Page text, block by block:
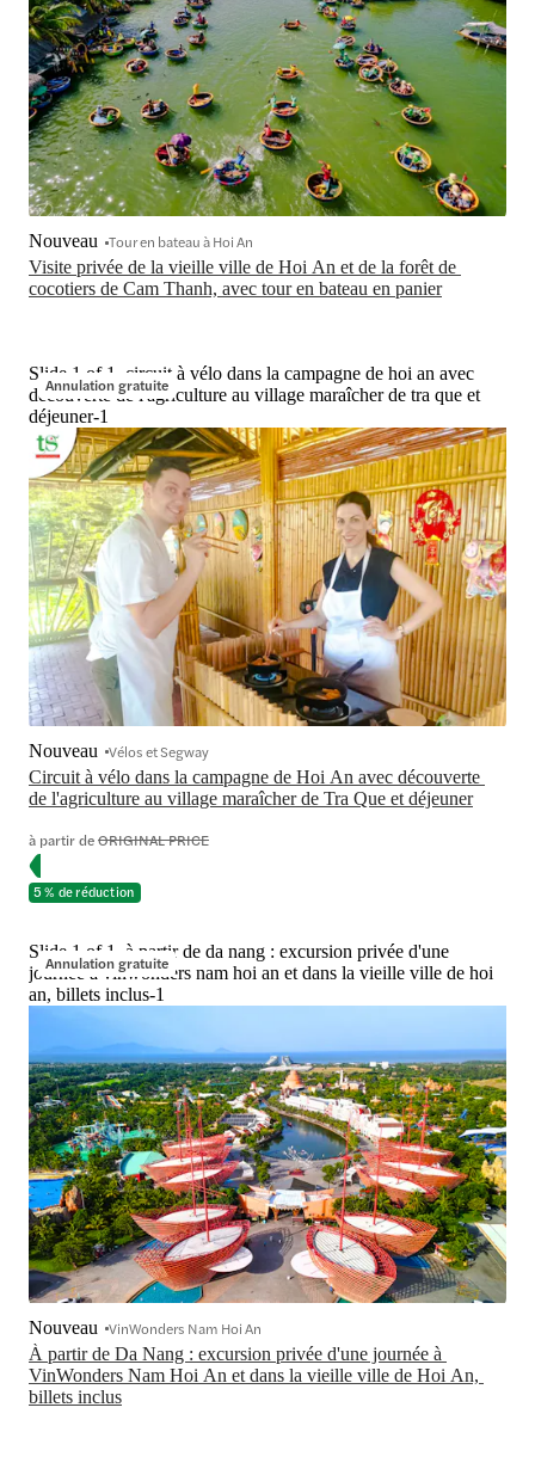
Visite privée de la vieille ville de Hoi An et de la forêt de
cocotiers de Cam Thanh, avec tour en bateau en panier
Nouveau Tour en bateau à Hoi An
Annulation gratuite
Slide 1 of 1, circuit à vélo dans la campagne de hoi an avec
découverte de l'agriculture au village maraîcher de tra que et
déjeuner-1
Circuit à vélo dans la campagne de Hoi An avec découverte
de l'agriculture au village maraîcher de Tra Que et déjeuner
Nouveau Vélos et Segway
à partir deORIGINAL PRICE
5 % de réduction
Annulation gratuite
Slide 1 of 1, à partir de da nang : excursion privée d'une
journée à vinwonders nam hoi an et dans la vieille ville de hoi
an, billets inclus-1
À partir de Da Nang : excursion privée d'une journée à
VinWonders Nam Hoi An et dans la vieille ville de Hoi An,
billets inclus
Nouveau VinWonders Nam Hoi An